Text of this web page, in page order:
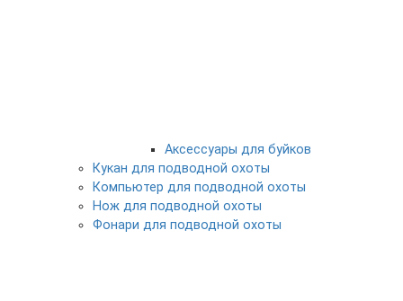
Аксессуары для буйков
Кукан для подводной охоты
Компьютер для подводной охоты
Нож для подводной охоты
Фонари для подводной охоты